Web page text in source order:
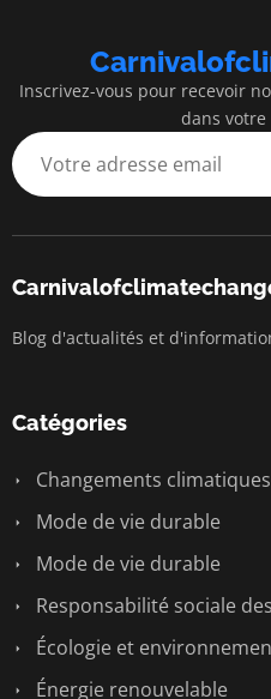
Inscrivez-vous pour recevoir
dans
Blog d'actualités et
Catégories
Changements climatiques
Mode de vie durable
Mode de vie durable
Responsabilité sociale
Écologie et
Énergie renouvelable